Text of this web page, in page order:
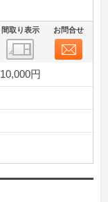
間取り表示 お問合せ
10,000円